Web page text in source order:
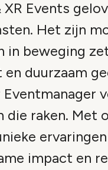
XR Events
Het zijn
in beweging
duurzaam
Eventmanager
die raken. Met
impact en